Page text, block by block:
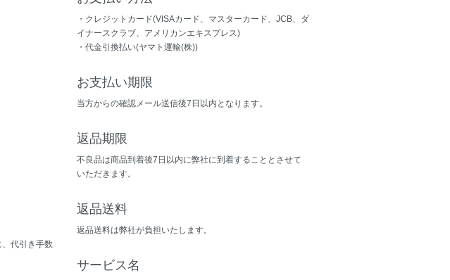
代引き手数
・クレジットカード(VISAカード、マスターカード、JCB、ダ
イナースクラブ、アメリカンエキスプレス)
・代金引換払い(ヤマト運輸(株))
お支払い期限
当方からの確認メール送信後7日以内となります。
返品期限
不良品は商品到着後7日以内に弊社に到着することとさせて
いただきます。
返品送料
返品送料は弊社が負担いたします。
サービス名